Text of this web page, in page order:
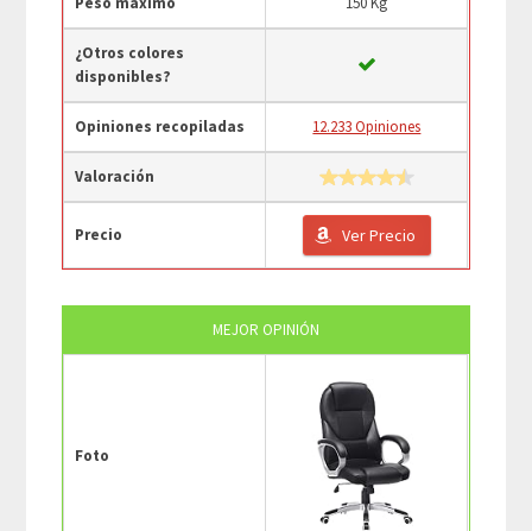
¿Otros colores
disponibles?
Opiniones recopiladas 12.233 Opiniones
Valoración
Precio Ver Precio
MEJOR OPINIÓN
Foto